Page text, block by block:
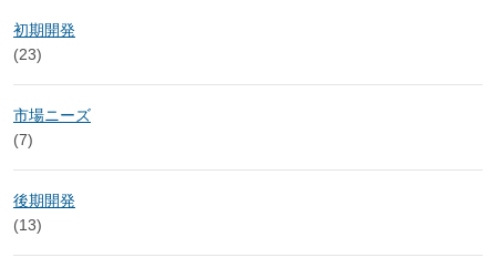
初期開発
(23)
市場ニーズ
(7)
後期開発
(13)